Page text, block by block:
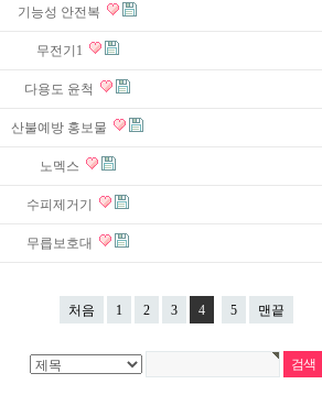
기능성 안전복
무전기1
다용도 윤척
산불예방 홍보물
노멕스
수피제거기
무릅보호대
처음 1 2 3 4 5 맨끝